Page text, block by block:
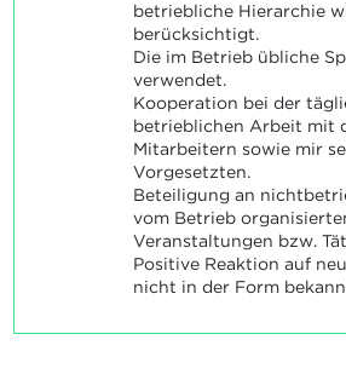
betriebliche Hierarchie
berücksichtigt.
Die im Betrieb übliche
verwendet.
Kooperation bei der
betrieblichen Arbeit mit
Mitarbeitern sowie mir
Vorgesetzten.
Beteiligung an
vom Betrieb
Veranstaltungen bzw.
Positive Reaktion auf
nicht in der Form